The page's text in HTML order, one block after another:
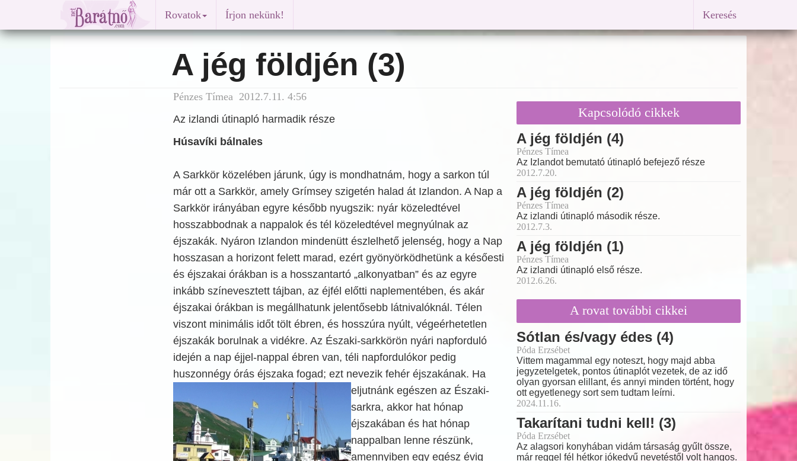
Rovatok Írjon nekünk! Keresés
A jég földjén (3)
Pénzes Tímea 2012.7.11. 4:56
Az izlandi útinapló harmadik része
Húsavíki bálnales
A Sarkkör közelében járunk, úgy is mondhatnám, hogy a sarkon túl
már ott a Sarkkör, amely Grímsey szigetén halad át Izlandon. A Nap a
Sarkkör irányában egyre később nyugszik: nyár közeledtével
hosszabbodnak a nappalok és tél közeledtével megnyúlnak az
éjszakák. Nyáron Izlandon mindenütt észlelhető jelenség, hogy a Nap
hosszasan a horizont felett marad, ezért gyönyörködhetünk a későesti
és éjszakai órákban is a hosszantartó „alkonyatban” és az egyre
inkább színevesztett tájban, az éjfél előtti naplementében, és akár
éjszakai órákban is megállhatunk jelentősebb látnivalóknál. Télen
viszont minimális időt tölt ébren, és hosszúra nyúlt, végeérhetetlen
éjszakák borulnak a vidékre. Az Északi-sarkkörön nyári napforduló
idején a nap éjjel-nappal ébren van, téli napfordulókor pedig
huszonnégy órás éjszaka fogad; ezt nevezik fehér éjszakának. Ha
eljutnánk egészen az Északi-
sarkra, akkor hat hónap
éjszakában és hat hónap
nappalban lenne részünk,
amennyiben egy egész évig
Kapcsolódó cikkek
A jég földjén (4)
Pénzes Tímea
Az Izlandot bemutató útinapló befejező része
2012.7.20.
A jég földjén (2)
Pénzes Tímea
Az izlandi útinapló második része.
2012.7.3.
A jég földjén (1)
Pénzes Tímea
Az izlandi útinapló első része.
2012.6.26.
A rovat további cikkei
Sótlan és/vagy édes (4)
Póda Erzsébet
Vittem magammal egy noteszt, hogy majd abba
jegyzetelgetek, pontos útinaplót vezetek, de az idő
olyan gyorsan elillant, és annyi minden történt, hogy
ott egyetlenegy sort sem tudtam leírni.
2024.11.16.
Takarítani tudni kell! (3)
Póda Erzsébet
Az alagsori konyhában vidám társaság gyűlt össze,
már reggel fél hétkor jókedvű nevetéstől volt hangos.